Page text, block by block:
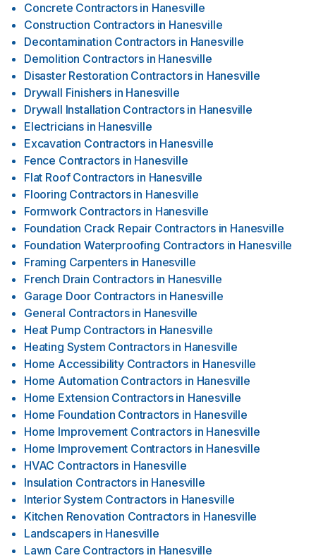
Concrete Contractors in Hanesville
Construction Contractors in Hanesville
Decontamination Contractors in Hanesville
Demolition Contractors in Hanesville
Disaster Restoration Contractors in Hanesville
Drywall Finishers in Hanesville
Drywall Installation Contractors in Hanesville
Electricians in Hanesville
Excavation Contractors in Hanesville
Fence Contractors in Hanesville
Flat Roof Contractors in Hanesville
Flooring Contractors in Hanesville
Formwork Contractors in Hanesville
Foundation Crack Repair Contractors in Hanesville
Foundation Waterproofing Contractors in Hanesville
Framing Carpenters in Hanesville
French Drain Contractors in Hanesville
Garage Door Contractors in Hanesville
General Contractors in Hanesville
Heat Pump Contractors in Hanesville
Heating System Contractors in Hanesville
Home Accessibility Contractors in Hanesville
Home Automation Contractors in Hanesville
Home Extension Contractors in Hanesville
Home Foundation Contractors in Hanesville
Home Improvement Contractors in Hanesville
Home Improvement Contractors in Hanesville
HVAC Contractors in Hanesville
Insulation Contractors in Hanesville
Interior System Contractors in Hanesville
Kitchen Renovation Contractors in Hanesville
Landscapers in Hanesville
Lawn Care Contractors in Hanesville